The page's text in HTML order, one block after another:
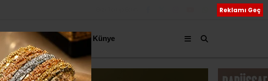
Sanat Hakkımızda Künye
Reklamı Geç